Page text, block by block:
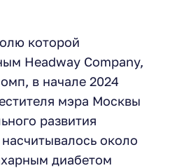
которой
Headway Company,
в начале 2024
мэра Москвы
развития
около
диабетом